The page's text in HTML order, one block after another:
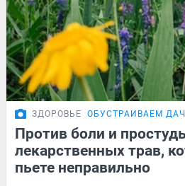
ЗДОРОВЬЕ ОБУСТРАИВАЕМ
Против боли и
лекарственных трав,
пьете неправильно